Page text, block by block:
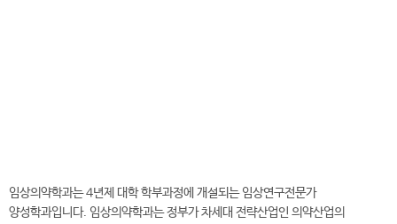
임상의약학과는 4년제 대학 학부과정에 개설되는 임상연구전문가
양성학과입니다. 임상의약학과는 정부가 차세대 전략산업인 의약산업의